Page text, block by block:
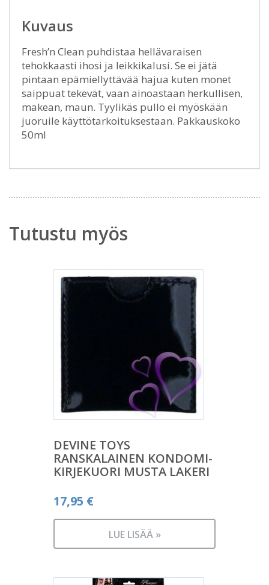
Kuvaus
Fresh’n Clean puhdistaa hellävaraisen
tehokkaasti ihosi ja leikkikalusi. Se ei jätä
pintaan epämiellyttävää hajua kuten monet
saippuat tekevät, vaan ainoastaan herkullisen,
makean, maun. Tyylikäs pullo ei myöskään
juoruile käyttötarkoituksestaan. Pakkauskoko
50ml
Tutustu myös
DEVINE TOYS
RANSKALAINEN KONDOMI-
KIRJEKUORI MUSTA LAKERI
17,95 €
LUE LISÄÄ »